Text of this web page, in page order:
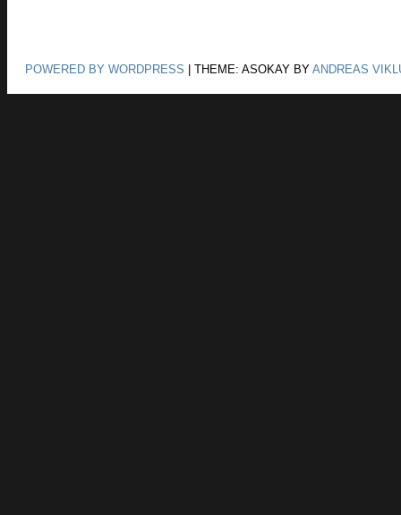
POWERED BY WORDPRESS THEME: ASOKAY BY ANDREAS